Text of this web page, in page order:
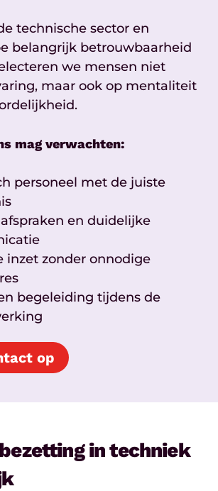
technische sector en
belangrijk betrouwbaarheid
we mensen niet
maar ook op mentaliteit
mag verwachten:
personeel met de juiste
en duidelijke
inzet zonder onnodige
begeleiding tijdens de
op
in techniek